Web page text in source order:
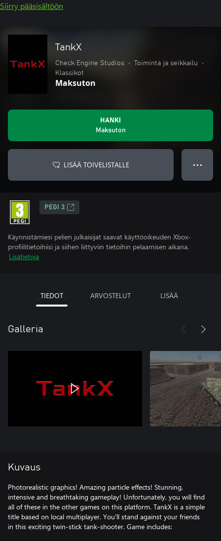
Siirry pääsisältöön
TankX
Check Engine Studios • Toiminta ja seikkailu
•
Klassikot
Maksuton
HANKI
Maksuton
LISÄÄ TOIVELISTALLE ● ● ●
PEGI 3
Käynnistämiesi pelien julkaisijat saavat käyttöoikeuden Xbox-
profiilitietoihiisi ja siihen liittyviin tietoihin pelaamisen aikana.
Lisätietoja
TIEDOT ARVOSTELUT LISÄÄ
Galleria
Kuvaus
Photorealistic graphics! Amazing particle effects! Stunning,
intensive and breathtaking gameplay! Unfortunately, you will find
all of these in the other games on this platform. TankX is a simple
title based on local multiplayer. You'll stand against your friends
in this exciting twin-stick tank-shooter. Game includes: